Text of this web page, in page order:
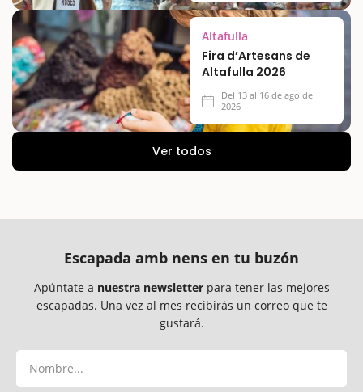
Altafulla
Fira d’Artesans de
Altafulla 2026
Del 13 al 16 de ago de
2026
Ver todos
Escapada amb nens en tu buzón
Apúntate a nuestra newsletterpara tener las mejores
escapadas. Una vez al mes recibirás un correo que te
gustará.